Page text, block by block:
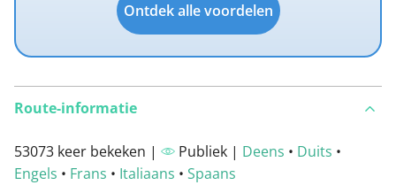
Ontdek alle voordelen
Route-informatie
53073 keer bekeken | Publiek | Deens • Duits •
Engels • Frans • Italiaans • Spaans